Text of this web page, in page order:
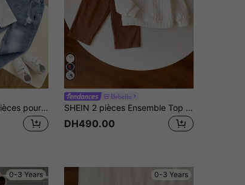
SHEIN Ensemble 2 pièces pour bébé garçon : chemise à simple boutonnage avec imprimé graphique de chevalier texturé et jean en denim usé avec poche
Bebeilu
SHEIN 2 pièces Ensemble Top blanc mignon et pantalon à taille élastique pour bébé garçon, convient pour anniversaire, soirée, représentation, mariage, baby shower, célébration du 1er anniversaire
DH490.00
0-3 Years 0-3 Years